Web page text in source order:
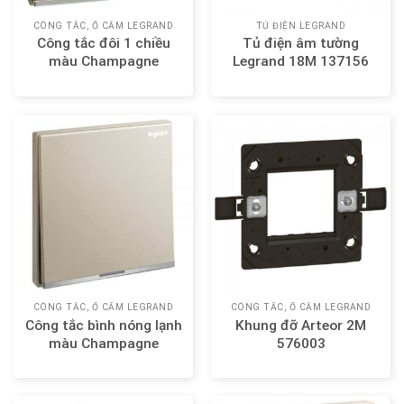
CÔNG TẮC, Ổ CẮM LEGRAND
Công tắc đôi 1 chiều
màu Champagne
TỦ ĐIỆN LEGRAND
Tủ điện âm tường
Legrand 18M 137156
CÔNG TẮC, Ổ CẮM LEGRAND
Công tắc bình nóng lạnh
màu Champagne
CÔNG TẮC, Ổ CẮM LEGRAND
Khung đỡ Arteor 2M
576003